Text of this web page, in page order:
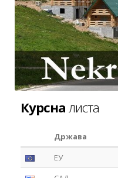
Курсна листа
Држава
ЕУ